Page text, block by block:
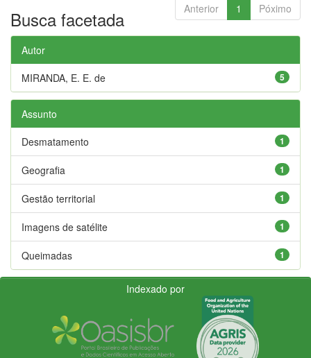
Anterior 1 Póximo
Busca facetada
Autor
5
MIRANDA, E. E. de
Assunto
1
Desmatamento
1
Geografia
1
Gestão territorial
1
Imagens de satélite
1
Queimadas
Indexado por